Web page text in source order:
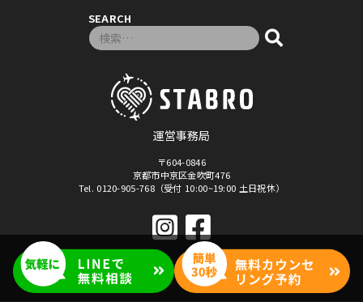
SEARCH
検索対象:
運営事務局
〒604-0846
京都市中京区金吹町476
Tel. 0120-905-768（受付 10:00~19:00 土日祝休）
© 2026年 「マナベル」セブ島留学・フィリピン留学 By Stabro All rights reseved.